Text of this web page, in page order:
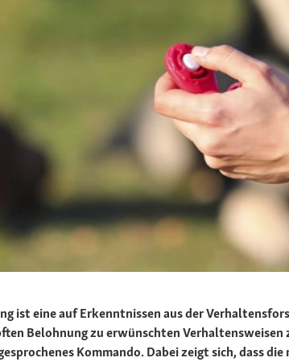
ist eine auf Erkenntnissen aus der
Belohnung zu erwünschten
Kommando. Dabei zeigt sich, dass